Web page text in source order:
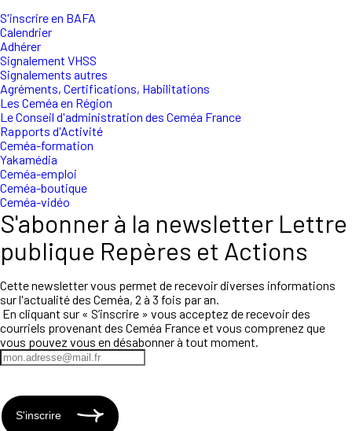
S'inscrire en BAFA
Calendrier
Adhérer
Signalement VHSS
Signalements autres
Agréments, Certifications, Habilitations
Les Ceméa en Région
Le Conseil d'administration des Ceméa France
Rapports d'Activité
Ceméa-formation
Yakamédia
Ceméa-emploi
Ceméa-boutique
Ceméa-vidéo
S'abonner à la newsletter Lettre
publique Repères et Actions
Cette newsletter vous permet de recevoir diverses informations
sur l'actualité des Ceméa, 2 à 3 fois par an.
En cliquant sur « S’inscrire » vous acceptez de recevoir des
courriels provenant des Ceméa France et vous comprenez que
vous pouvez vous en désabonner à tout moment.
S'inscrire